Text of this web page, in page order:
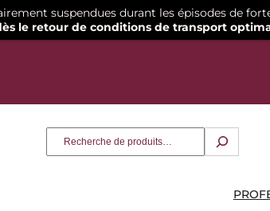
suspendues durant les épisodes de
le retour de conditions de transport